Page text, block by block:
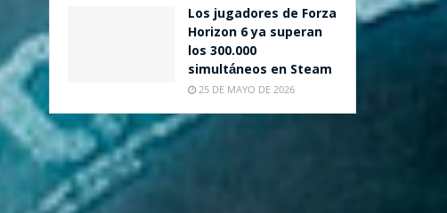
Los jugadores de Forza
Horizon 6 ya superan
los 300.000
simultáneos en Steam
25 DE MAYO DE 2026